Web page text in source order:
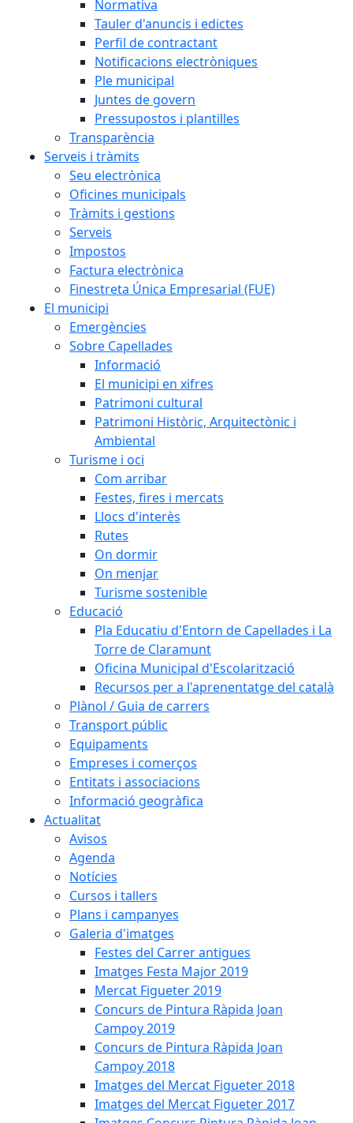
Normativa
Tauler d'anuncis i edictes
Perfil de contractant
Notificacions electròniques
Ple municipal
Juntes de govern
Pressupostos i plantilles
Transparència
Serveis i tràmits
Seu electrònica
Oficines municipals
Tràmits i gestions
Serveis
Impostos
Factura electrònica
Finestreta Única Empresarial (FUE)
El municipi
Emergències
Sobre Capellades
Informació
El municipi en xifres
Patrimoni cultural
Patrimoni Històric, Arquitectònic i
Ambiental
Turisme i oci
Com arribar
Festes, fires i mercats
Llocs d'interès
Rutes
On dormir
On menjar
Turisme sostenible
Educació
Pla Educatiu d'Entorn de Capellades i La
Torre de Claramunt
Oficina Municipal d'Escolarització
Recursos per a l'aprenentatge del català
Plànol / Guia de carrers
Transport públic
Equipaments
Empreses i comerços
Entitats i associacions
Informació geogràfica
Actualitat
Avisos
Agenda
Notícies
Cursos i tallers
Plans i campanyes
Galeria d'imatges
Festes del Carrer antigues
Imatges Festa Major 2019
Mercat Figueter 2019
Concurs de Pintura Ràpida Joan
Campoy 2019
Concurs de Pintura Ràpida Joan
Campoy 2018
Imatges del Mercat Figueter 2018
Imatges del Mercat Figueter 2017